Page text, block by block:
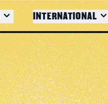
INTERNATIONAL